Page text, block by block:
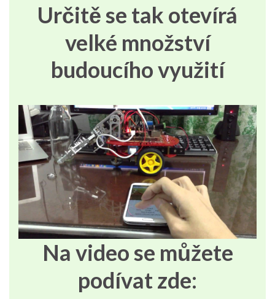
Určitě se tak otevírá
velké množství
budoucího využití
Na video se můžete
podívat zde: